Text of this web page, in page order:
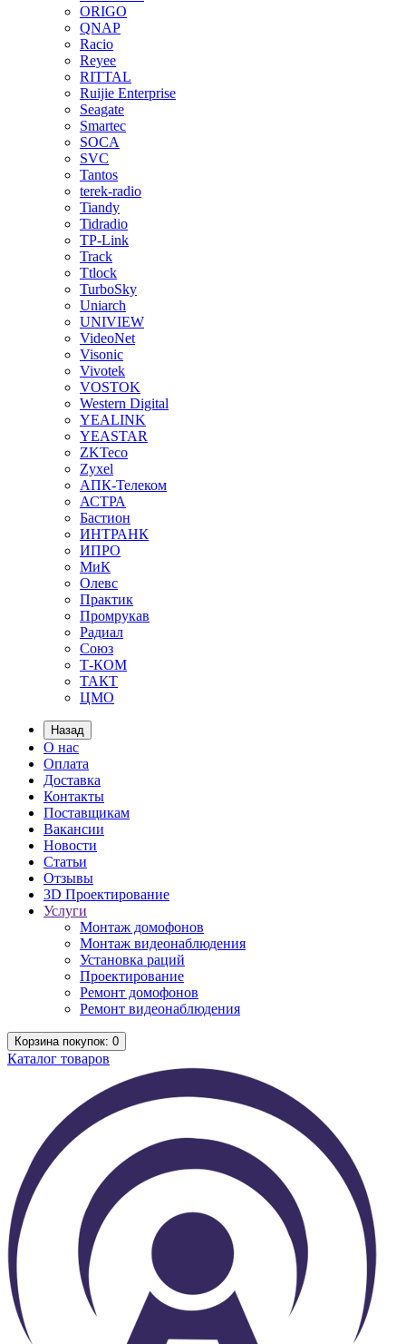
ORIGO
QNAP
Racio
Reyee
RITTAL
Ruijie Enterprise
Seagate
Smartec
SOCA
SVC
Tantos
terek-radio
Tiandy
Tidradio
TP-Link
Track
Ttlock
TurboSky
Uniarch
UNIVIEW
VideoNet
Visonic
Vivotek
VOSTOK
Western Digital
YEALINK
YEASTAR
ZKTeco
Zyxel
АПК-Телеком
АСТРА
Бастион
ИНТРАНК
ИПРО
МиК
Олевс
Практик
Промрукав
Радиал
Союз
Т-КОМ
ТАКТ
ЦМО
Назад
О нас
Оплата
Доставка
Контакты
Поставщикам
Вакансии
Новости
Статьи
Отзывы
3D Проектирование
Услуги
Монтаж домофонов
Монтаж видеонаблюдения
Установка раций
Проектирование
Ремонт домофонов
Ремонт видеонаблюдения
Корзинапокупок: 0
Каталог товаров